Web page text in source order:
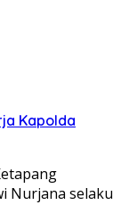
Kapolda
Nurjana selaku